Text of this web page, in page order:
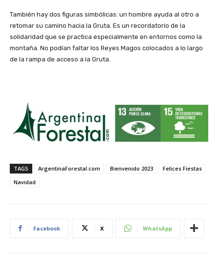
También hay dos figuras simbólicas: un hombre ayuda al otro a
retomar su camino hacia la Gruta. Es un recordatorio de la
solidaridad que se practica especialmente en entornos como la
montaña. No podían faltar los Reyes Magos colocados a lo largo
de la rampa de acceso a la Gruta.
TAGS ArgentinaForestal.com Bienvenido 2023
Felices Fiestas
Navidad
Facebook X WhatsApp